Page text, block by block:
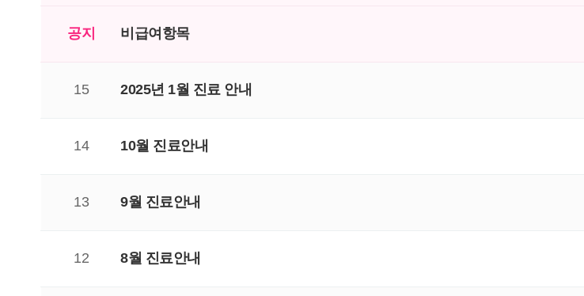
공지 비급여항목
15 2025년 1월 진료 안내
14 10월 진료안내
13 9월 진료안내
12 8월 진료안내